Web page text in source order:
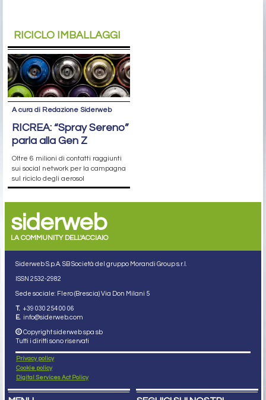
RICICLO IMBALLAGGI
A cura di Redazione Siderweb
RICREA: “Spray Sereno”
parla alla Gen Z
Oltre 6 milioni di contatti raggiunti
sui social network per la campagna
sul riciclo degli aerosol
siderweb
LA COMMUNITY DELL'ACCIAIO
Siderweb S.p.A. SB Società del gruppo Morandi Group s.r.l.
ISSN 2532-2982
Sede sociale: Flero (Brescia) Via Don Milani 5
T. +39 030 254 00 06
E. info@siderweb.com
Copyright siderweb spa sb
Tutti i diritti sono riservati
Privacy policy
Cookie policy
Digital Services Act Policy